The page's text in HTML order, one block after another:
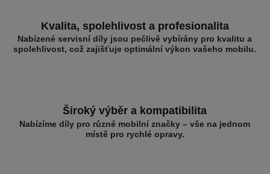
Kvalita, spolehlivost a profesionalita
Nabízené servisní díly jsou pečlivě vybírány pro kvalitu a
spolehlivost, což zajišťuje optimální výkon vašeho mobilu.
Široký výběr a kompatibilita
Nabízíme díly pro různé mobilní značky – vše na jednom
místě pro rychlé opravy.